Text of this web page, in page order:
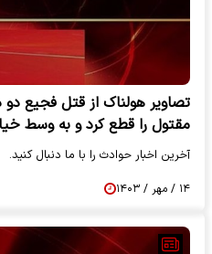
تصاویر هولناک از قتل فجیع
مقتول را قطع کرد و به وسط
آخرین اخبار حوادث را با ما دنبال کنید.
۱۴ / مهر / ۱۴۰۳